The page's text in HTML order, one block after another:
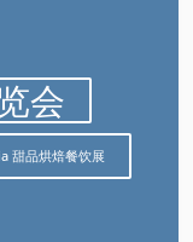
会
甜品烘焙餐饮展